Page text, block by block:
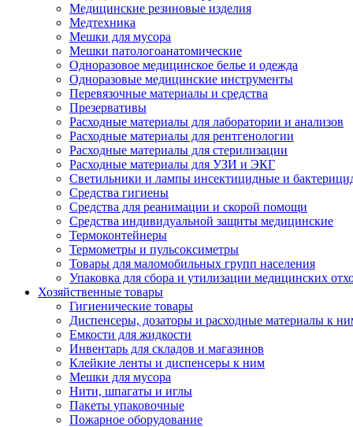
Медицинские резиновые изделия
Медтехника
Мешки для мусора
Мешки патологоанатомические
Одноразовое медицинское белье и одежда
Одноразовые медицинские инструменты
Перевязочные материалы и средства
Презервативы
Расходные материалы для лаборатории и анализов
Расходные материалы для рентгенологии
Расходные материалы для стерилизации
Расходные материалы для УЗИ и ЭКГ
Светильники и лампы инсектицидные и
Средства гигиены
Средства для реанимации и скорой помощи
Средства индивидуальной защиты медицинские
Термоконтейнеры
Термометры и пульсоксиметры
Товары для маломобильных групп населения
Упаковка для сбора и утилизации медицинских
Хозяйственные товары
Гигиенические товары
Диспенсеры, дозаторы и расходные материалы к
Емкости для жидкости
Инвентарь для складов и магазинов
Клейкие ленты и диспенсеры к ним
Мешки для мусора
Нити, шпагаты и иглы
Пакеты упаковочные
Пожарное оборудование